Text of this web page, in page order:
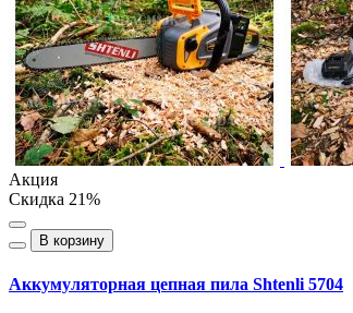
Акция
Скидка 21%
В корзину
Аккумуляторная цепная пила Shtenli 5704